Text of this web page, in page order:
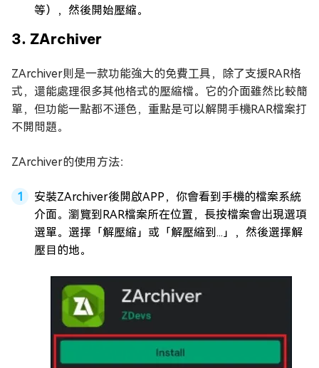
等），然後開始壓縮。
3. ZArchiver
ZArchiver則是一款功能強大的免費工具，除了支援RAR格
式，還能處理很多其他格式的壓縮檔。它的介面雖然比較簡
單，但功能一點都不遜色，重點是可以解開手機RAR檔案打
不開問題。
ZArchiver的使用方法：
安裝ZArchiver後開啟APP，你會看到手機的檔案系統
介面。瀏覽到RAR檔案所在位置，長按檔案會出現選項
選單。選擇「解壓縮」或「解壓縮到...」，然後選擇解
壓目的地。